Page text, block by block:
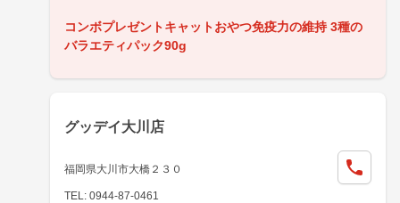
コンボプレゼントキャットおやつ免疫力の維持 3種の
バラエティパック90g
グッデイ大川店
福岡県大川市大橋２３０
TEL: 0944-87-0461